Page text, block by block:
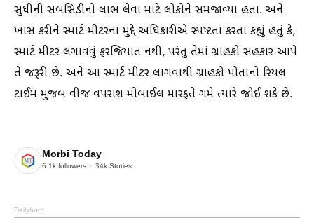
સુધીની સબસિડીનો લાભ લેવા માટે લોકોને સમજાવ્યા હતા. અને
ખાસ કરીને સ્માર્ટ મીટરના મુદ્દે અધિકારીએ સ્પષ્ટતા કરતાં કહ્યું હતું કે,
સ્માર્ટ મીટર લગાવવું ફરજિયાત નથી, પરંતુ તેમાં ગ્રાહકો સહકાર આપે
તે જરૂરી છે. અને આ સ્માર્ટ મીટર લાગવાથી ગ્રાહકો પોતાનો રિયલ
ટાઈમ મુજબ વીજ વપરાશ મોબાઈલ મારફતે ગમે ત્યારે જોઈ શકે છે.
Morbi Today
6.1k followers 34k Stories
Dailyhunt